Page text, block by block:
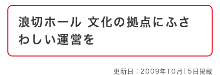
とじる
本
浪切ホール 文化の拠点にふさ
わしい運営を
更新日：2009年10月15日掲載